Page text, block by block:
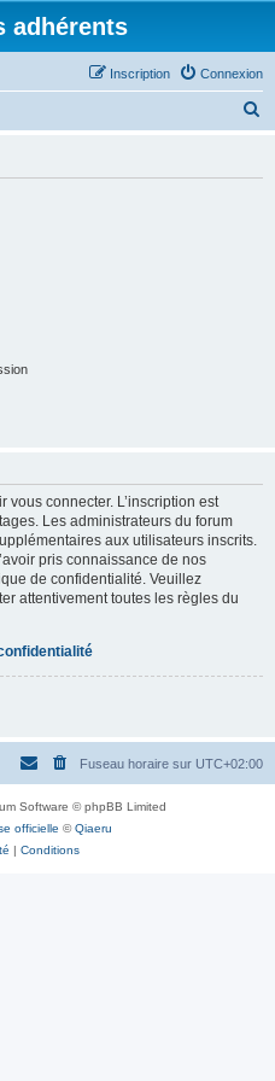
adhérents
Connexion
Inscription
vous connecter. L’inscription est
Les administrateurs du forum
aux utilisateurs inscrits.
pris connaissance de nos
de confidentialité. Veuillez
attentivement toutes les règles du
Fuseau horaire sur UTC+02:00
Software © phpBB Limited
officielle ©Qiaeru
| Conditions